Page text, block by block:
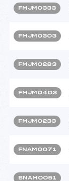
FMJM0333
FMJM0303
FMJM0283
FMJM0403
FMJM0233
FNAM0071
BNAM0051